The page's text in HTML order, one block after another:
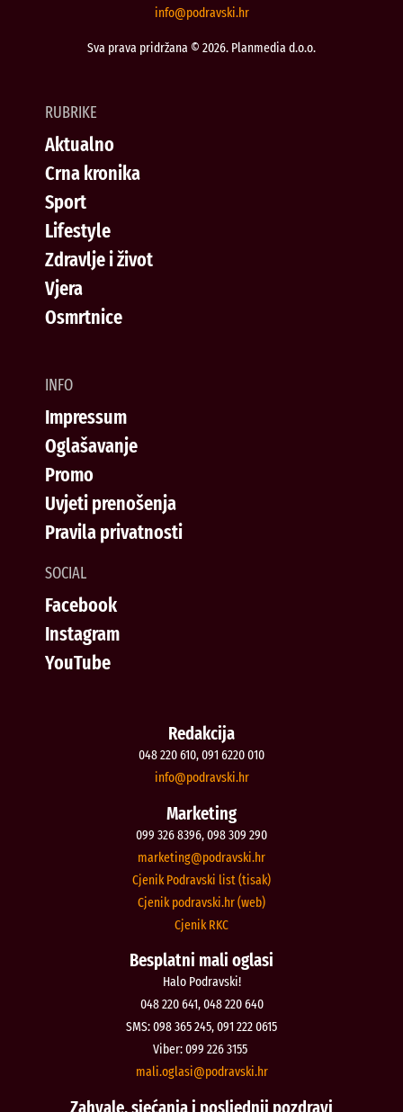
rh.iksvardop
@ofni
Sva prava pridržana © 2026. Planmedia d.o.o.
RUBRIKE
Aktualno
Crna kronika
Sport
Lifestyle
Zdravlje i život
Vjera
Osmrtnice
INFO
Impressum
Oglašavanje
Promo
Uvjeti prenošenja
Pravila privatnosti
SOCIAL
Facebook
Instagram
YouTube
Redakcija
048 220 610, 091 6220 010
rh.iksvardop
@ofni
Marketing
099 326 8396, 098 309 290
rh.iksvardop
@gnitekram
Cjenik Podravski list (tisak)
Cjenik podravski.hr (web)
Cjenik RKC
Besplatni mali oglasi
Halo Podravski!
048 220 641, 048 220 640
SMS: 098 365 245, 091 222 0615
Viber: 099 226 3155
rh.iksvardop
@isalgo.ilam
Zahvale, sjećanja i posljednji pozdravi